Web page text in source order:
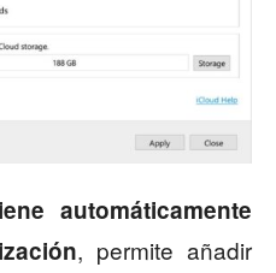
automáticamente
, permite añadir